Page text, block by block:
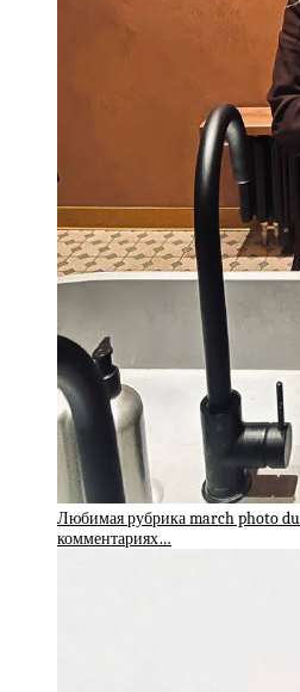
Любимая рубрика march photo
комментариях…